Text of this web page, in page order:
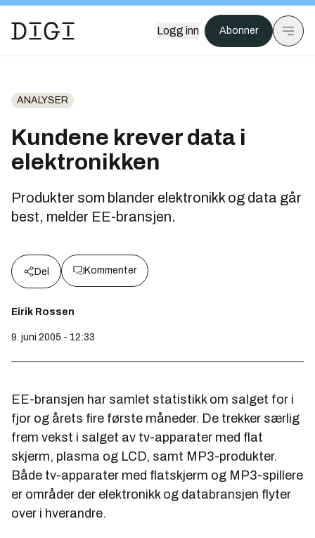
Logg inn Abonner
ANALYSER
Kundene krever data i
elektronikken
Produkter som blander elektronikk og data går
best, melder EE-bransjen.
Del Kommenter
Eirik Rossen
9. juni 2005 - 12:33
EE-bransjen har samlet statistikk om salget for i
fjor og årets fire første måneder. De trekker særlig
frem vekst i salget av tv-apparater med flat
skjerm, plasma og LCD, samt MP3-produkter.
Både tv-apparater med flatskjerm og MP3-spillere
er områder der elektronikk og databransjen flyter
over i hverandre.